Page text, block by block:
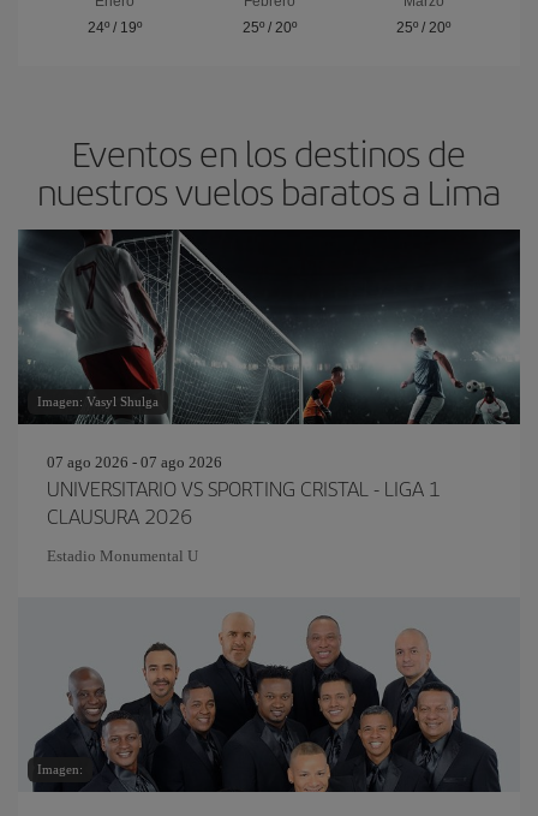
24º/ 19º
25º/ 20º
25º / 20º
Eventos en los destinos de
nuestros vuelos baratos a Lima
Imagen: Vasyl Shulga
07 ago 2026 - 07 ago 2026
UNIVERSITARIO VS SPORTING CRISTAL - LIGA 1
CLAUSURA 2026
Estadio Monumental U
Imagen: